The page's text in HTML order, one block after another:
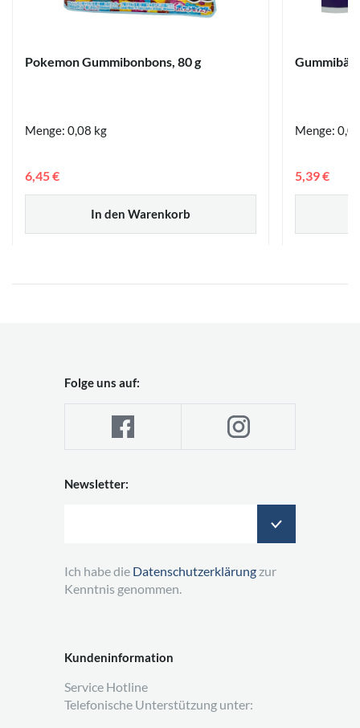
Pokemon Gummibonbons, 80 g
Menge: 0,08 kg
In den Warenkorb
6,45 €
Menge:
5,39 €
Kundeninformation
Service Hotline
Telefonische Unterstützung unter:
Folge uns auf:
Newsletter:
Ich habe die Datenschutzerklärung zur
Kenntnis genommen.